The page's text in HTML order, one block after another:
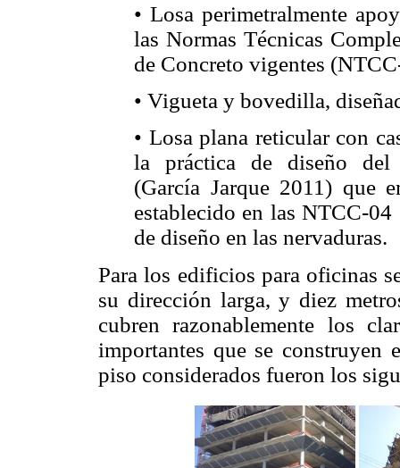
• Losa perimetralmente
las Normas Técnicas
de Concreto vigentes
• Vigueta y bovedilla,
• Losa plana reticular con
la práctica de diseño del
(García Jarque 2011) que
establecido en las NTCC-
de diseño en las nervaduras.
Para los edificios para oficinas
su dirección larga, y diez
cubren razonablemente los
importantes que se
piso considerados fueron los